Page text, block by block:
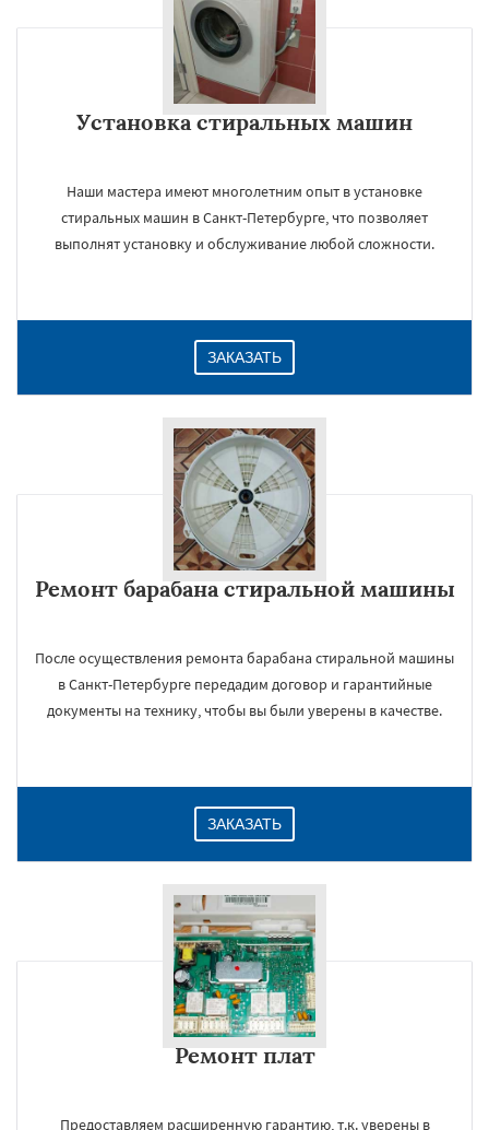
Установка стиральных машин
Наши мастера имеют многолетним опыт в установке
стиральных машин в Санкт-Петербурге, что позволяет
выполнят установку и обслуживание любой сложности.
ЗАКАЗАТЬ
Ремонт барабана стиральной машины
После осуществления ремонта барабана стиральной машины
в Санкт-Петербурге передадим договор и гарантийные
документы на технику, чтобы вы были уверены в качестве.
ЗАКАЗАТЬ
Ремонт плат
Предоставляем расширенную гарантию, т.к. уверены в